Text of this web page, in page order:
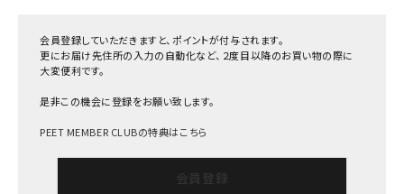
会員登録していただきますと、ポイントが付与されます。
更にお届け先住所の入力の自動化など、２度目以降のお買い物の際に
大変便利です。
是非この機会に登録をお願い致します。
PEET MEMBER CLUBの特典はこちら
会員登録